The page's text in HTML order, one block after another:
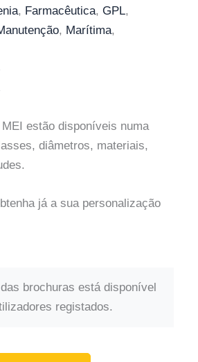
, Farmacêutica, GPL,
, Marítima,
estão disponíveis numa
diâmetros, materiais,
já a sua personalização
das brochuras está disponível
registados.